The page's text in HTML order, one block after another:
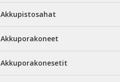
Akkupistosahat
Akkuporakoneet
Akkuporakonesetit